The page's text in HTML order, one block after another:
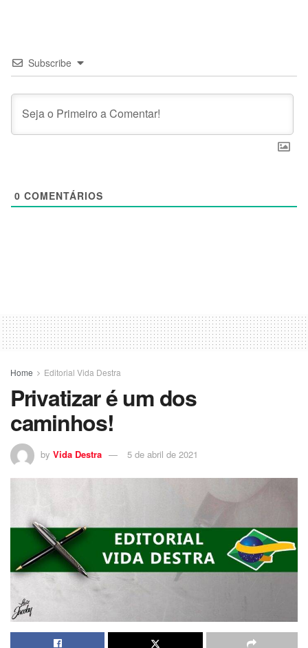
Subscribe
0 COMENTÁRIOS
Home Editorial Vida Destra
Privatizar é um dos
caminhos!
by Vida Destra 5 de abril de 2021